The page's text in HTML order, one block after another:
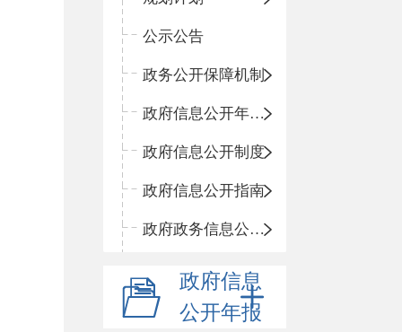
公示公告
政务公开保障机制
政府信息公开年度报告
政府信息公开制度
政府信息公开指南
政府政务信息公开目录
政府信息
公开年报